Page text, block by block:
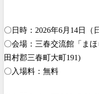
〇日時：2026年6月14日（
〇会場：三春交流館「ま
田村郡三春町大町191)
〇入場料：無料